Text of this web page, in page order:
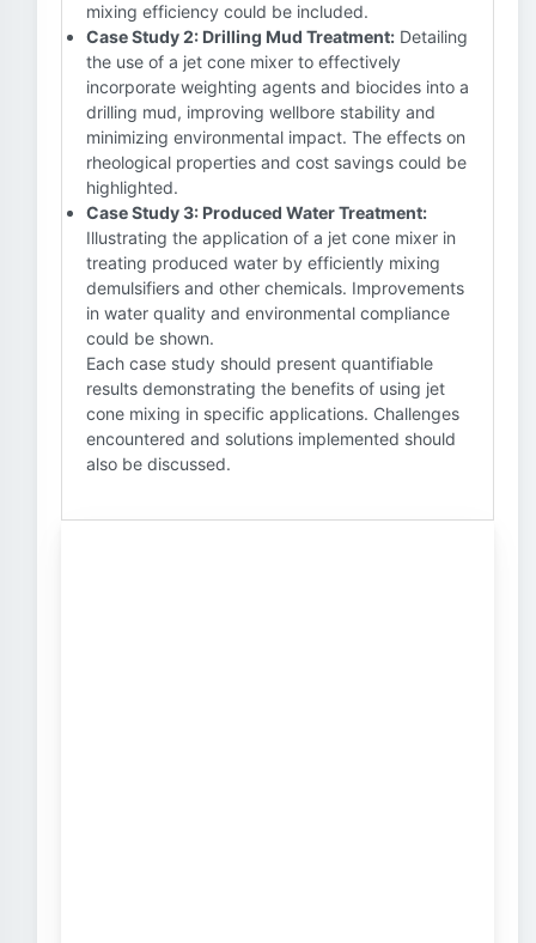
mixing efficiency could be included.
Case Study 2: Drilling Mud Treatment: Detailing
the use of a jet cone mixer to effectively
incorporate weighting agents and biocides into a
drilling mud, improving wellbore stability and
minimizing environmental impact. The effects on
rheological properties and cost savings could be
highlighted.
Case Study 3: Produced Water Treatment:
Illustrating the application of a jet cone mixer in
treating produced water by efficiently mixing
demulsifiers and other chemicals. Improvements
in water quality and environmental compliance
could be shown.
Each case study should present quantifiable
results demonstrating the benefits of using jet
cone mixing in specific applications. Challenges
encountered and solutions implemented should
also be discussed.